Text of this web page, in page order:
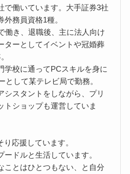
で働いています。大手証券3社
務員資格1種。
働き、退職後、主に法人向け
ターとしてイベントや冠婚葬
学校に通ってPCスキルを身に
として某テレビ局で勤務。
シスタントをしながら、プリ
トショップも運営していま
応援しています。
ドルと生活しています。
ことはひとつもない、と自分